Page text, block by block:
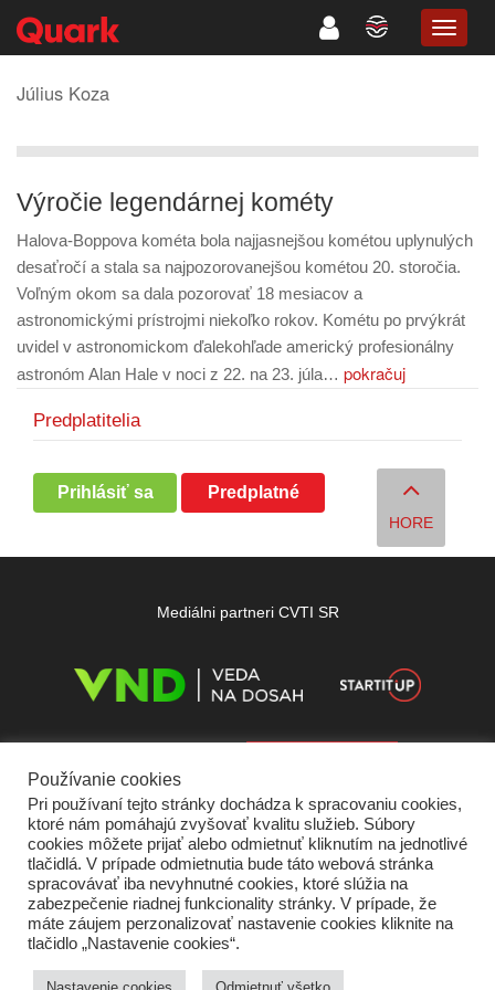
Július Koza
Výročie legendárnej kométy
Halova-Boppova kométa bola najjasnejšou kométou uplynulých
desaťročí a stala sa najpozorovanejšou kométou 20. storočia.
Voľným okom sa dala pozorovať 18 mesiacov a
astronomickými prístrojmi niekoľko rokov. Kométu po prvýkrát
uvidel v astronomickom ďalekohľade americký profesionálny
astronóm Alan Hale v noci z 22. na 23. júla… pokračuj
Predplatitelia
Prihlásiť sa Predplatné
HORE
Mediálni partneri CVTI SR
Domov O nás Kontakt Vydavateľ
Podmienky používania
Ochrana súkromia Štatút súťaží
Používanie cookies
Pri používaní tejto stránky dochádza k spracovaniu cookies,
ktoré nám pomáhajú zvyšovať kvalitu služieb. Súbory
cookies môžete prijať alebo odmietnuť kliknutím na jednotlivé
tlačidlá. V prípade odmietnutia bude táto webová stránka
spracovávať iba nevyhnutné cookies, ktoré slúžia na
zabezpečenie riadnej funkcionality stránky. V prípade, že
máte záujem perzonalizovať nastavenie cookies kliknite na
tlačidlo „Nastavenie cookies“.